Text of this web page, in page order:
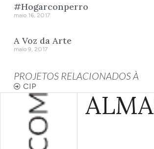
#Hogarconperro
maio 16, 2017
A Voz da Arte
maio 9, 2017
PROJETOS RELACIONADOS À
CIP
ALMA